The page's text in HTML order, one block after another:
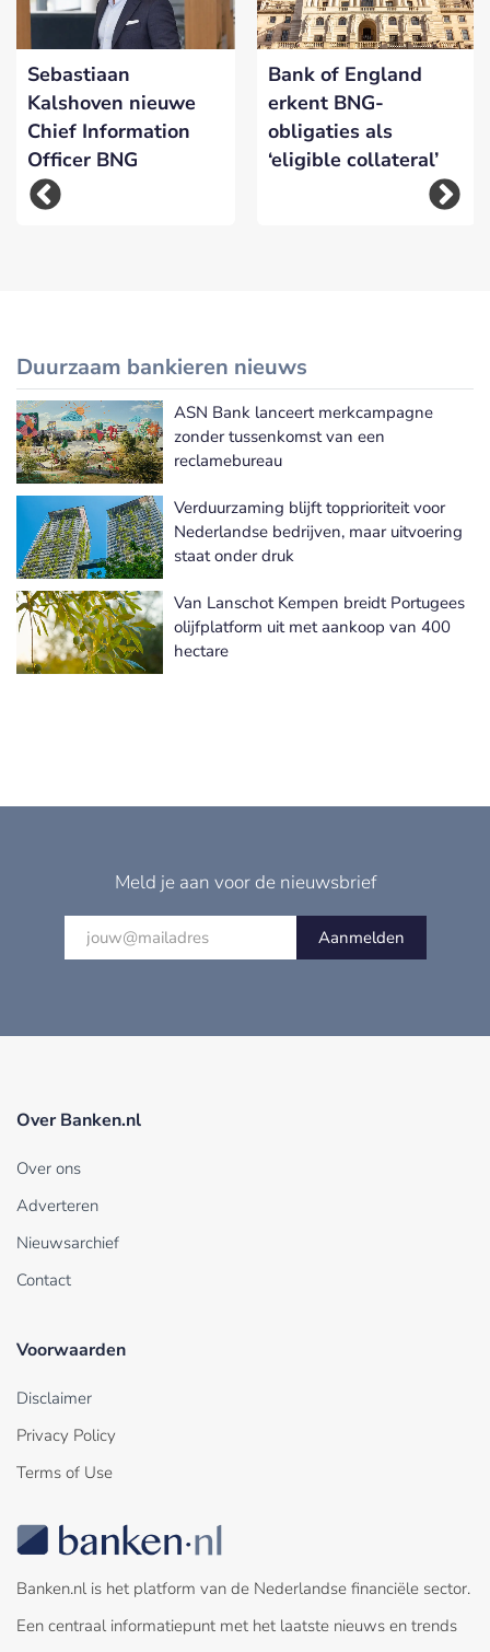
Sebastiaan
Kalshoven nieuwe
Chief Information
Officer BNG
Bank of England
erkent BNG-
obligaties als
‘eligible collateral’
Duurzaam bankieren nieuws
Meer Duurzaam bankieren nieuws
ASN Bank lanceert merkcampagne
zonder tussenkomst van een
reclamebureau
Verduurzaming blijft topprioriteit voor
Nederlandse bedrijven, maar uitvoering
staat onder druk
Van Lanschot Kempen breidt Portugees
olijfplatform uit met aankoop van 400
hectare
Meld je aan voor de nieuwsbrief
Aanmelden
Over Banken.nl
Over ons
Adverteren
Nieuwsarchief
Contact
Voorwaarden
Disclaimer
Privacy Policy
Terms of Use
Banken.nl is het platform van de Nederlandse financiële sector.
Een centraal informatiepunt met het laatste nieuws en trends